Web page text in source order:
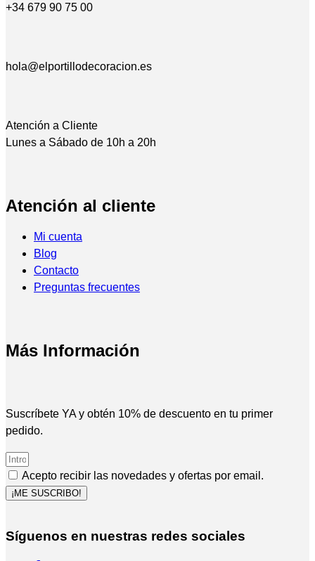
+34 679 90 75 00
hola@elportillodecoracion.es
Atención a Cliente
Lunes a Sábado de 10h a 20h
Atención al cliente
Mi cuenta
Blog
Contacto
Preguntas frecuentes
Más Información
Suscríbete YA y obtén 10% de descuento en tu primer
pedido.
Acepto recibir las novedades y ofertas por email.
¡ME SUSCRIBO!
Síguenos en nuestras redes sociales